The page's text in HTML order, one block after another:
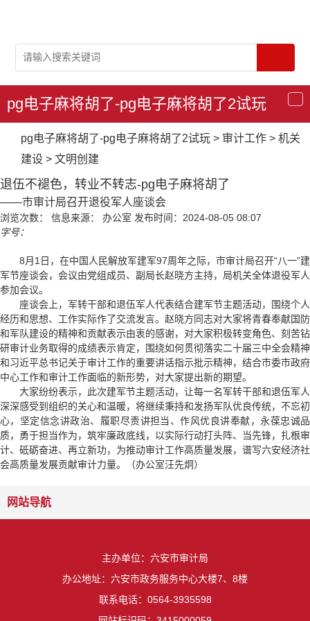
导
航
pg电子麻将胡了-pg电子麻将胡了2试玩
pg电子麻将胡了-pg电子麻将胡了2试玩 > 审计工作 > 机关
建设 > 文明创建
退伍不褪色，转业不转志-pg电子麻将胡了
——市审计局召开退役军人座谈会
浏览次数： 信息来源： 办公室 发布时间：2024-08-05 08:07
字号：
8月1日，在中国人民解放军建军97周年之际，市审计局召开“八一”建
军节座谈会，会议由党组成员、副局长赵晓方主持，局机关全体退役军人
参加会议。
座谈会上，军转干部和退伍军人代表结合建军节主题活动，围绕个人
经历和思想、工作实际作了交流发言。赵晓方同志对大家将青春奉献国防
和军队建设的精神和贡献表示由衷的感谢，对大家积极转变角色、刻苦钻
研审计业务取得的成绩表示肯定，围绕如何贯彻落实二十届三中全会精神
和习近平总书记关于审计工作的重要讲话指示批示精神，结合市委市政府
中心工作和审计工作面临的新形势，对大家提出新的期望。
大家纷纷表示，此次建军节主题活动，让每一名军转干部和退伍军人
深深感受到组织的关心和温暖，将继续秉持和发扬军队优良传统，不忘初
心，坚定信念讲政治、履职尽责讲担当、作风优良讲奉献，永葆忠诚品
质，勇于担当作为，筑牢廉政底线，以实际行动打头阵、当先锋，扎根审
计、砥砺奋进、再立新功，为推动审计工作高质量发展，谱写六安经济社
会高质量发展贡献审计力量。（办公室汪先炯）
网站导航
主办单位：六安市审计局
办公地址：六安市政务服务中心大楼7、8楼
联系电话：0564-3935598